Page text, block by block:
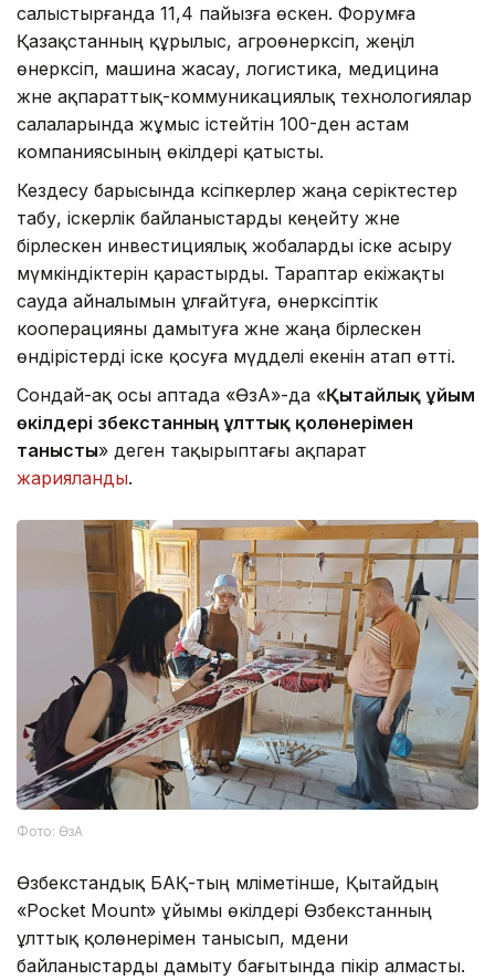
салыстырғанда 11,4 пайызға өскен. Форумға
Қазақстанның құрылыс, агроөнеркәсіп, жеңіл
өнеркәсіп, машина жасау, логистика, медицина
және ақпараттық-коммуникациялық технологиялар
салаларында жұмыс істейтін 100-ден астам
компаниясының өкілдері қатысты.
Кездесу барысында кәсіпкерлер жаңа серіктестер
табу, іскерлік байланыстарды кеңейту және
бірлескен инвестициялық жобаларды іске асыру
мүмкіндіктерін қарастырды. Тараптар екіжақты
сауда айналымын ұлғайтуға, өнеркәсіптік
кооперацияны дамытуға және жаңа бірлескен
өндірістерді іске қосуға мүдделі екенін атап өтті.
Сондай-ақ осы аптада «ӨзА»-да «Қытайлық ұйым
өкілдері Өзбекстанның ұлттық қолөнерімен
танысты» деген тақырыптағы ақпарат
жарияланды.
Фото: ӨзА
Өзбекстандық БАҚ-тың мәліметінше, Қытайдың
«Pocket Mount» ұйымы өкілдері Өзбекстанның
ұлттық қолөнерімен танысып, мәдени
байланыстарды дамыту бағытында пікір алмасты.